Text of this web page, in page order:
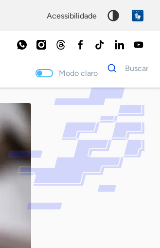
acessibilidade
Modo claro
Dados
para
Buscar
Palavra
chave